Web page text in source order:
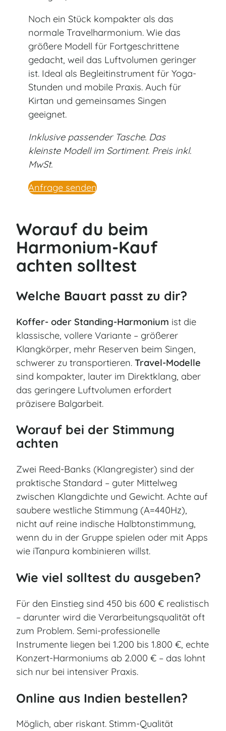
Noch ein Stück kompakter als das
normale Travelharmonium. Wie das
größere Modell für Fortgeschrittene
gedacht, weil das Luftvolumen geringer
ist. Ideal als Begleitinstrument für Yoga-
Stunden und mobile Praxis. Auch für
Kirtan und gemeinsames Singen
geeignet.
Inklusive passender Tasche. Das
kleinste Modell im Sortiment. Preis inkl.
MwSt.
Anfrage senden
Worauf du beim
Harmonium-Kauf
achten solltest
Welche Bauart passt zu dir?
Koffer- oder Standing-Harmonium ist die
klassische, vollere Variante – größerer
Klangkörper, mehr Reserven beim Singen,
schwerer zu transportieren. Travel-Modelle
sind kompakter, lauter im Direktklang, aber
das geringere Luftvolumen erfordert
präzisere Balgarbeit.
Worauf bei der Stimmung
achten
Zwei Reed-Banks (Klangregister) sind der
praktische Standard – guter Mittelweg
zwischen Klangdichte und Gewicht. Achte auf
saubere westliche Stimmung (A=440Hz),
nicht auf reine indische Halbtonstimmung,
wenn du in der Gruppe spielen oder mit Apps
wie iTanpura kombinieren willst.
Wie viel solltest du ausgeben?
Für den Einstieg sind 450 bis 600 € realistisch
– darunter wird die Verarbeitungsqualität oft
zum Problem. Semi-professionelle
Instrumente liegen bei 1.200 bis 1.800 €, echte
Konzert-Harmoniums ab 2.000 € – das lohnt
sich nur bei intensiver Praxis.
Online aus Indien bestellen?
Möglich, aber riskant. Stimm-Qualität